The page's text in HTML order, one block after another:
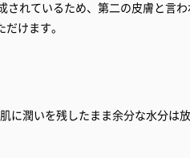
れているため、第二の皮膚と言
けます。
に潤いを残したまま余分な水分は